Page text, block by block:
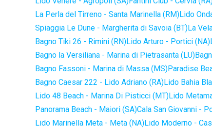
La Perla del Tirreno - Santa Marinella (RM)Lido
Spiaggia Le Dune - Margherita di Savoia (BT)La
Bagno Tiki 26 - Rimini (RN)Lido Arturo - Portici (NA)
Bagno la Versiliana - Marina di Pietrasanta (LU)
Bagno Fassoni - Marina di Massa (MS)Paradise
Bagno Caesar 222 - Lido Adriano (RA)Lido Bahia
Lido 48 Beach - Marina Di Pisticci (MT)Lido
Panorama Beach - Maiori (SA)Cala San Giovanni -
Lido Marinella Meta - Meta (NA)Lido Moderno -